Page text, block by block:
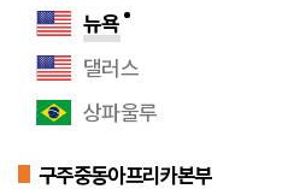
뉴욕
댈러스
상파울루
구주중동아프리카본부